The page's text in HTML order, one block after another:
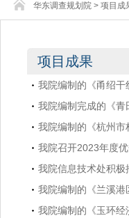
华东调查规划院 > 项目成
项目成果
我院编制的《甬绍
我院编制完成的《
我院编制的《杭州
我院召开2023年度
我院信息技术处积
我院编制的《兰溪
我院编制的《玉环